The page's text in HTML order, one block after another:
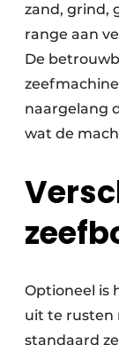
Houtafval
Medisch
zand, grind,
range aan
De
naargelang
wat de
Optioneel is
uit te rusten
standaard